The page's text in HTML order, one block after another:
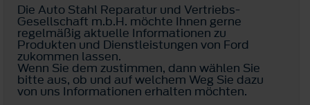
Die Auto Stahl Reparatur und Vertriebs-
Gesellschaft m.b.H. möchte Ihnen gerne
regelmäßig aktuelle Informationen zu
Produkten und Dienstleistungen von Ford
zukommen lassen.
Wenn Sie dem zustimmen, dann wählen Sie
bitte aus, ob und auf welchem Weg Sie dazu
von uns Informationen erhalten möchten.